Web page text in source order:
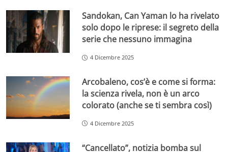
Sandokan, Can Yaman lo ha rivelato
solo dopo le riprese: il segreto della
serie che nessuno immagina
4 Dicembre 2025
Arcobaleno, cos’è e come si forma:
la scienza rivela, non è un arco
colorato (anche se ti sembra così)
4 Dicembre 2025
“Cancellato”, notizia bomba sul